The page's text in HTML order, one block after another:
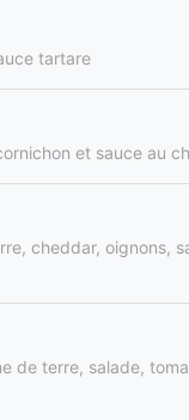
tartare
et sauce au
cheddar, oignons,
de terre, salade,